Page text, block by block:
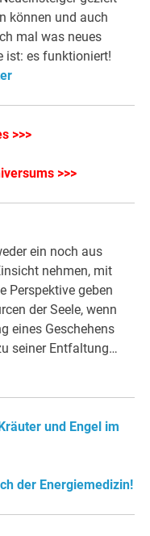
können und auch
mal was neues
ist: es funktioniert!
>>>
>>>
ein noch aus
nehmen, mit
Perspektive geben
der Seele, wenn
eines Geschehens
seiner Entfaltung…
und Engel im
der Energiemedizin!